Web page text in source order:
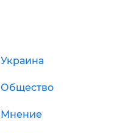
Украина
Общество
Мнение